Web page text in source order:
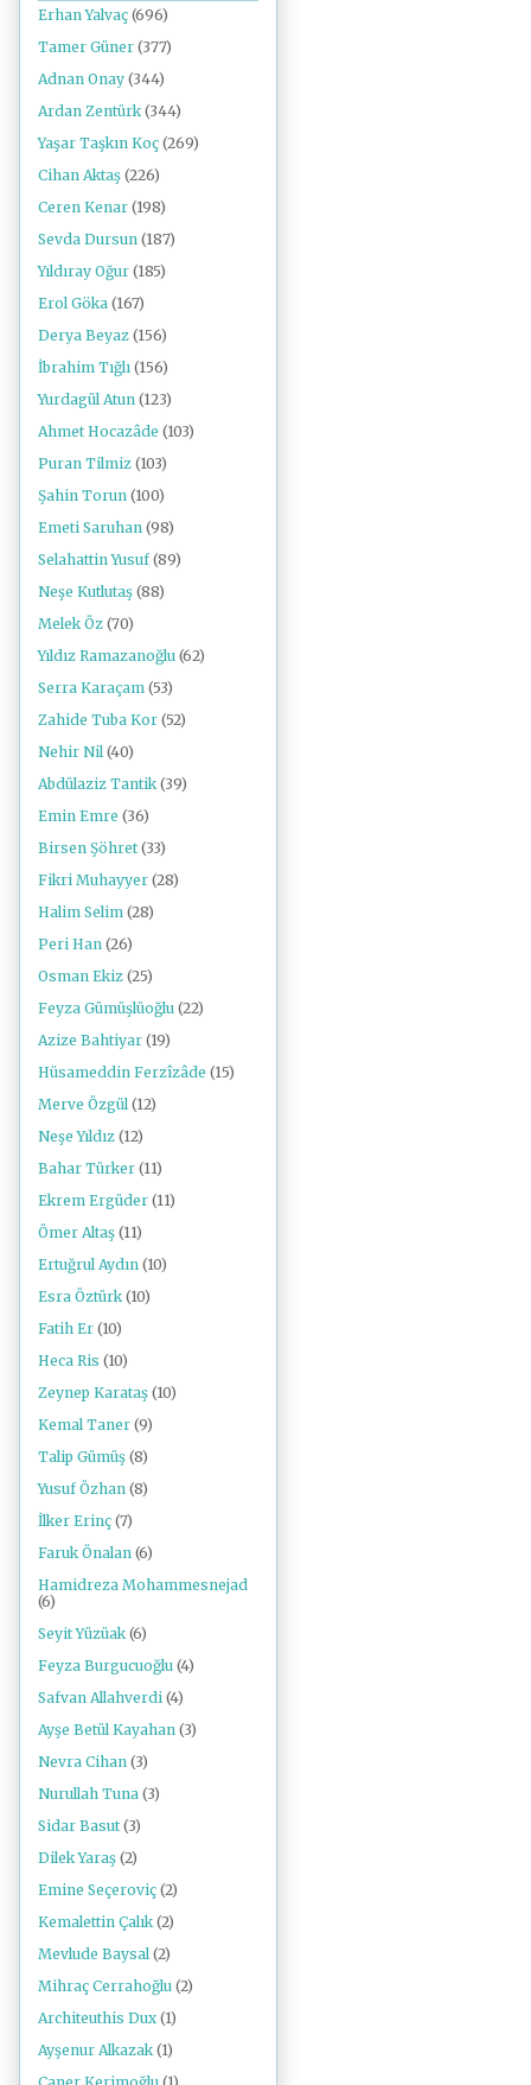
Erhan Yalvaç (696)
Tamer Güner (377)
Adnan Onay (344)
Ardan Zentürk (344)
Yaşar Taşkın Koç (269)
Cihan Aktaş (226)
Ceren Kenar (198)
Sevda Dursun (187)
Yıldıray Oğur (185)
Erol Göka (167)
Derya Beyaz (156)
İbrahim Tığlı (156)
Yurdagül Atun (123)
Ahmet Hocazâde (103)
Puran Tilmiz (103)
Şahin Torun (100)
Emeti Saruhan (98)
Selahattin Yusuf (89)
Neşe Kutlutaş (88)
Melek Öz (70)
Yıldız Ramazanoğlu (62)
Serra Karaçam (53)
Zahide Tuba Kor (52)
Nehir Nil (40)
Abdülaziz Tantik (39)
Emin Emre (36)
Birsen Şöhret (33)
Fikri Muhayyer (28)
Halim Selim (28)
Peri Han (26)
Osman Ekiz (25)
Feyza Gümüşlüoğlu (22)
Azize Bahtiyar (19)
Hüsameddin Ferzîzâde (15)
Merve Özgül (12)
Neşe Yıldız (12)
Bahar Türker (11)
Ekrem Ergüder (11)
Ömer Altaş (11)
Ertuğrul Aydın (10)
Esra Öztürk (10)
Fatih Er (10)
Heca Ris (10)
Zeynep Karataş (10)
Kemal Taner (9)
Talip Gümüş (8)
Yusuf Özhan (8)
İlker Erinç (7)
Faruk Önalan (6)
Hamidreza Mohammesnejad
(6)
Seyit Yüzüak (6)
Feyza Burgucuoğlu (4)
Safvan Allahverdi (4)
Ayşe Betül Kayahan (3)
Nevra Cihan (3)
Nurullah Tuna (3)
Sidar Basut (3)
Dilek Yaraş (2)
Emine Seçeroviç (2)
Kemalettin Çalık (2)
Mevlude Baysal (2)
Mihraç Cerrahoğlu (2)
Architeuthis Dux (1)
Ayşenur Alkazak (1)